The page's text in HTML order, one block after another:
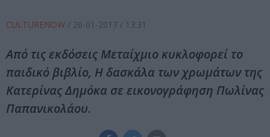
CULTURENOW / 26-01-2017 / 13:31
Από τις εκδόσεις Μεταίχμιο κυκλοφορεί το
παιδικό βιβλίο, Η δασκάλα των χρωμάτων της
Κατερίνας Δημόκα σε εικονογράφηση Πωλίνας
Παπανικολάου.